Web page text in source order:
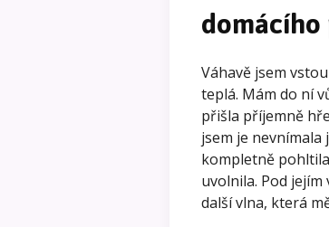
Váhavě jsem
teplá. Mám do ní
přišla příjemně
jsem je
kompletně
uvolnila. Pod jejím
další vlna, která